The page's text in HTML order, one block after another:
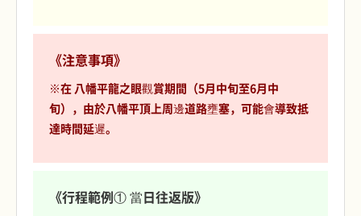
《注意事項》
※在 八幡平龍之眼觀賞期間（5月中旬至6月中
旬），由於八幡平頂上周邊道路壅塞，可能會導致抵
達時間延遲。
《行程範例① 當日往返版》